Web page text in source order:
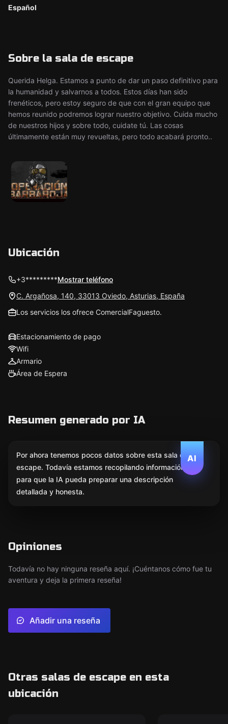
Español
Sobre la sala de escape
Querida Helga. Estamos a punto de dar un paso definitivo para
la humanidad y salvarnos a todos. Estos días han sido
frenéticos, pero estoy seguro de que con el gran equipo que
hemos reunido podremos lograr nuestro objetivo. Cuida mucho
de nuestros hijos y sobre todo, cuidate tú. Las cosas
últimamente están muy revueltas, pero todo acabará pronto..
Ubicación
+3*********Mostrar teléfono
C. Argañosa, 140, 33013 Oviedo, Asturias, España
Los servicios los ofrece ComercialFaguesto.
Estacionamiento de pago
Wifi
Armario
Área de Espera
Resumen generado por IA
AI
Por ahora tenemos pocos datos sobre esta sala de
escape. Todavía estamos recopilando información
para que la IA pueda preparar una descripción
detallada y honesta.
Opiniones
Todavía no hay ninguna reseña aquí. ¡Cuéntanos cómo fue tu
aventura y deja la primera reseña!
Añadir una reseña
Otras salas de escape en esta
ubicación